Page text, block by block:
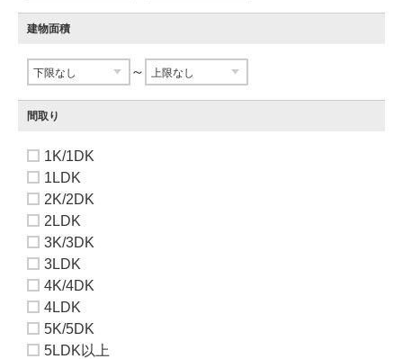
建物面積
～
間取り
1K/1DK
1LDK
2K/2DK
2LDK
3K/3DK
3LDK
4K/4DK
4LDK
5K/5DK
5LDK以上